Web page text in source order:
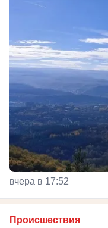
вчера в 17:52
Происшествия